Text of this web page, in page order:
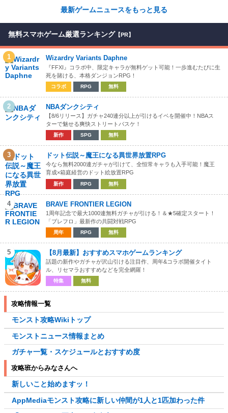
最新ゲームニュースをもっと見る
無料スマホゲーム厳選ランキング 【PR】
1 Wizardry Variants Daphne
『FFXI』コラボ中、限定キャラが無料ゲット可能！一歩進むたびに生
死を賭ける、本格ダンジョンRPG！
コラボ RPG 無料
2 NBAダンクシティ
【8/6リリース】ガチャ240連分以上が引けるイベを開催中！NBAス
ターで魅せる爽快ストリートバスケ！
新作 SPG 無料
3 ドット伝説～魔王になる異世界放置RPG
今なら無料2000連ガチャが引けて、全恒常キャラも入手可能！魔王
育成×箱庭経営のドット絵放置RPG
新作 RPG 無料
4 BRAVE FRONTIER LEGION
1周年記念で最大1000連無料ガチャが引ける！＆★5確定スタート！
「ブレフロ」最新作の共闘対戦RPG
周年 RPG 無料
5 【8月最新】おすすめスマホゲームランキング
話題の新作やガチャが沢山引ける注目作、周年&コラボ開催タイト
ル、リセマラおすすめなどを完全網羅！
特集 無料
攻略情報一覧
モンスト攻略Wikiトップ
モンストニュース情報まとめ
ガチャ一覧・スケジュールとおすすめ度
攻略班からみなさんへ
新しいこと始めますッ！
AppMediaモンスト攻略に新しい仲間が1人と1匹加わった件